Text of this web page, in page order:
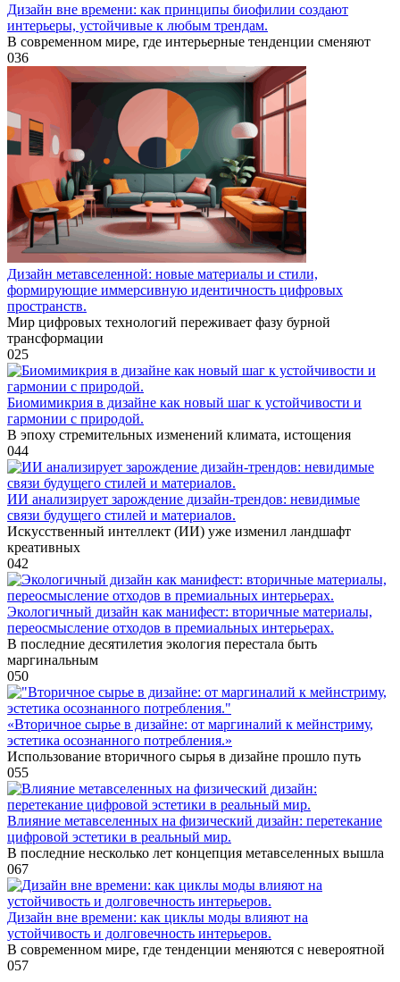
Дизайн вне времени: как принципы биофилии создают
интерьеры, устойчивые к любым трендам.
В современном мире, где интерьерные тенденции сменяют
036
Дизайн метавселенной: новые материалы и стили,
формирующие иммерсивную идентичность цифровых
пространств.
Мир цифровых технологий переживает фазу бурной
трансформации
025
Биомимикрия в дизайне как новый шаг к устойчивости и
гармонии с природой.
В эпоху стремительных изменений климата, истощения
044
ИИ анализирует зарождение дизайн-трендов: невидимые
связи будущего стилей и материалов.
Искусственный интеллект (ИИ) уже изменил ландшафт
креативных
042
Экологичный дизайн как манифест: вторичные материалы,
переосмысление отходов в премиальных интерьерах.
В последние десятилетия экология перестала быть
маргинальным
050
«Вторичное сырье в дизайне: от маргиналий к мейнстриму,
эстетика осознанного потребления.»
Использование вторичного сырья в дизайне прошло путь
055
Влияние метавселенных на физический дизайн: перетекание
цифровой эстетики в реальный мир.
В последние несколько лет концепция метавселенных вышла
067
Дизайн вне времени: как циклы моды влияют на
устойчивость и долговечность интерьеров.
В современном мире, где тенденции меняются с невероятной
057